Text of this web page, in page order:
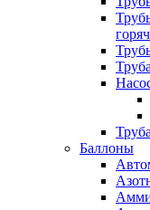
Баллоны